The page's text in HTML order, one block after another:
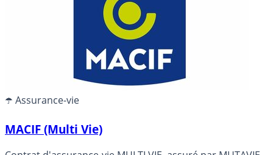
☂️ Assurance-vie
MACIF (Multi Vie)